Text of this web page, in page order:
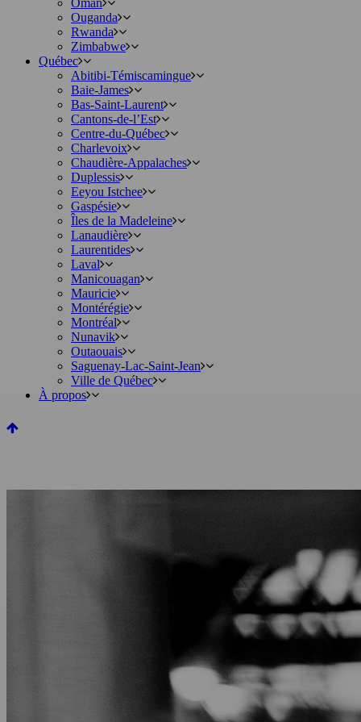
Oman
Ouganda
Rwanda
Zimbabwe
Québec
Abitibi-Témiscamingue
Baie-James
Bas-Saint-Laurent
Cantons-de-l’Est
Centre-du-Québec
Charlevoix
Chaudière-Appalaches
Duplessis
Eeyou Istchee
Gaspésie
Îles de la Madeleine
Lanaudière
Laurentides
Laval
Manicouagan
Mauricie
Montérégie
Montréal
Nunavik
Outaouais
Saguenay-Lac-Saint-Jean
Ville de Québec
À propos